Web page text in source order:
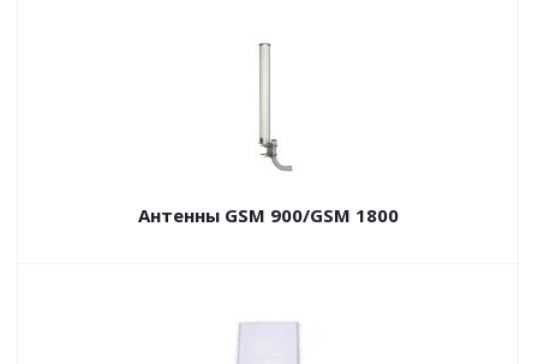
Антенны GSM 900/GSM 1800